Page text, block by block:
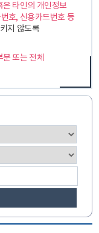
은 타인의 개인정보
호, 신용카드번호 등
지 않도록
분 또는 전체